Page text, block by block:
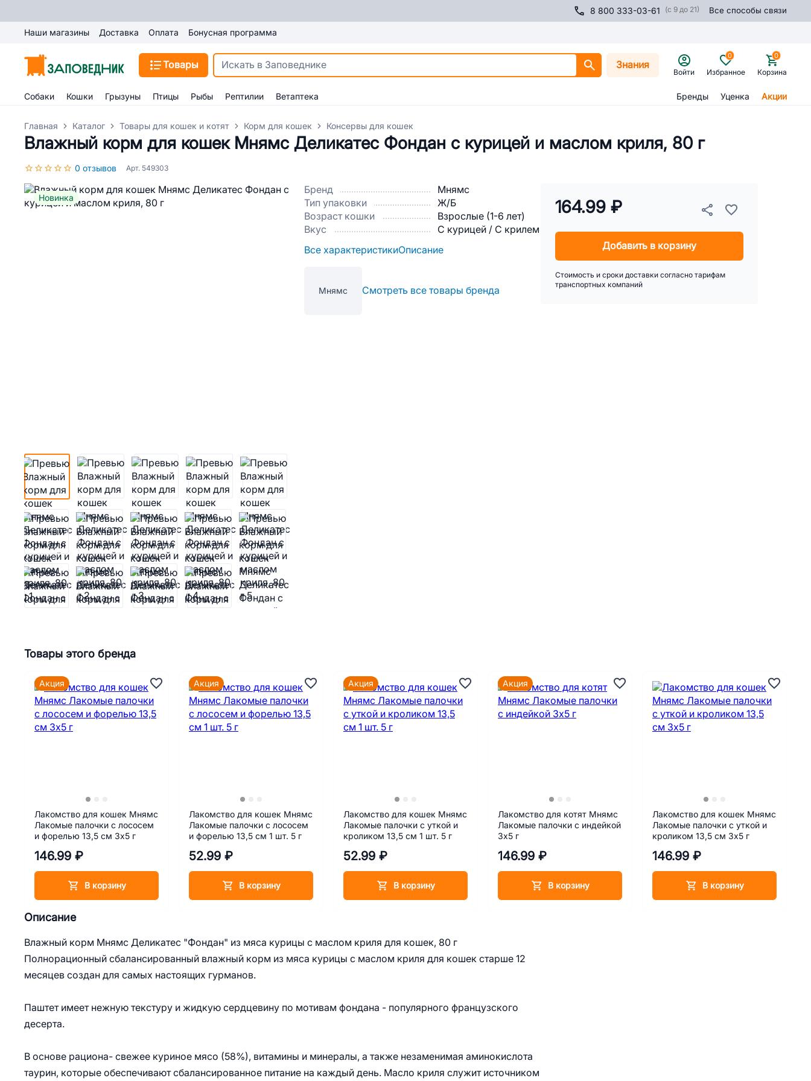
8 800 333-03-61 (с 9 до 21) Все способы связи
Наши магазины Доставка Оплата Бонусная программа
Товары Знания
Войти Избранное
0
Корзина
0
Собаки Кошки Грызуны Птицы Рыбы Рептилии Ветаптека Бренды Уценка Акции
Главная Каталог Товары для кошек и котят Корм для кошек Консервы для кошек
Влажный корм для кошек Мнямс Деликатес Фондан с курицей и маслом криля, 80 г
0 отзывов Арт. 549303
Новинка
Бренд
Мнямс
Тип упаковки
Ж/Б
Возраст кошки
Взрослые (1-6 лет)
Вкус
С курицей / С крилем
Все характеристикиОписание
Мнямс Смотреть все товары бренда
164.99 ₽
Добавить в корзину
Стоимость и сроки доставки согласно тарифам
транспортных компаний
Описание
Влажный корм Мнямс Деликатес "Фондан" из мяса курицы с маслом криля для кошек, 80 г
Полнорационный сбалансированный влажный корм из мяса курицы с маслом криля для кошек старше 12
месяцев создан для самых настоящих гурманов.
Паштет имеет нежную текстуру и жидкую сердцевину по мотивам фондана - популярного французского
десерта.
В основе рациона- свежее куриное мясо (58%), витамины и минералы, а также незаменимая аминокислота
таурин, которые обеспечивают сбалансированное питание на каждый день. Масло криля служит источником
Товары этого бренда
Лакомство для кошек Мнямс
Лакомые палочки с лососем
и форелью 13,5 см 3х5 г
146.99 ₽
В корзину
Акция
Лакомство для кошек Мнямс
Лакомые палочки с лососем
и форелью 13,5 см 1 шт. 5 г
52.99 ₽
В корзину
Акция
Лакомство для кошек Мнямс
Лакомые палочки с уткой и
кроликом 13,5 см 1 шт. 5 г
52.99 ₽
В корзину
Акция
Лакомство для котят Мнямс
Лакомые палочки с индейкой
3х5 г
146.99 ₽
В корзину
Акция
Лакомство для кошек Мнямс
Лакомые палочки с уткой и
кроликом 13,5 см 3х5 г
146.99 ₽
В корзину